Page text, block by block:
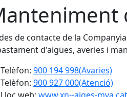
de contacte de la
d'aigües, averies i
Telèfon: 900 194 998(Avaries)
Telèfon: 900 927 000(Atenció)